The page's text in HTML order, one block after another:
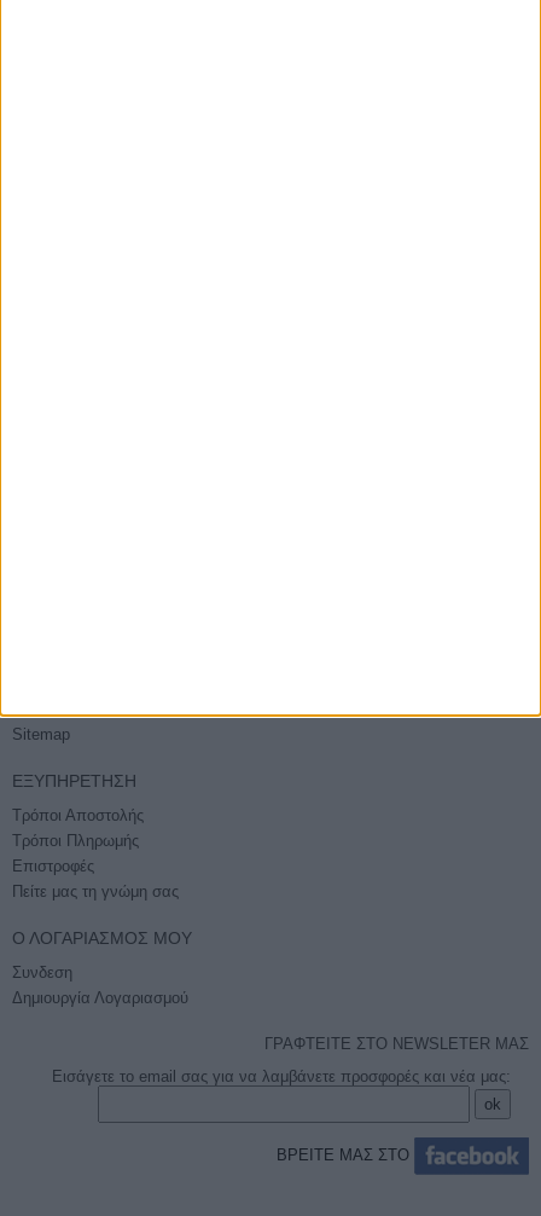
Sitemap
ΕΞΥΠΗΡΈΤΗΣΗ
Τρόποι Αποστολής
Τρόποι Πληρωμής
Επιστροφές
Πείτε μας τη γνώμη σας
Ο ΛΟΓΑΡΙΑΣΜΌΣ ΜΟΥ
Συνδεση
Δημιουργία Λογαριασμού
ΓΡΑΦΤΕΙΤΕ ΣΤΟ NEWSLETER ΜΑΣ
Εισάγετε το email σας για να λαμβάνετε προσφορές και νέα μας:
ΒΡΕΙΤΕ ΜΑΣ ΣΤΟ